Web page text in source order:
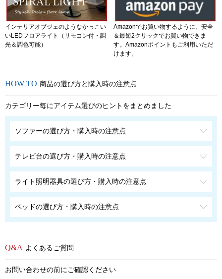
インテリアオブジェのようなかっこい
いLEDフロアライト（リモコン付・調
光＆調色可能）
Amazonでお買い物するように、安全
＆最短2クリックでお買い物できま
す。Amazonポイントもご利用いただ
けます。
商品の選び方と購入時の注意点
カテゴリー毎にアイテム選びのヒントをまとめました
ソファーの選び方・購入時の注意点
テレビ台の選び方・購入時の注意点
ライト照明器具の選び方・購入時の注意点
ベッドの選び方・購入時の注意点
よくあるご質問
お問い合わせの前にご確認ください